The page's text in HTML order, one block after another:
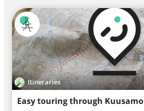
Itineraries
Easy touring through Kuusamo